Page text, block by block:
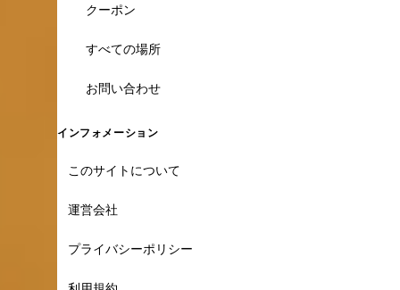
クーポン
すべての場所
お問い合わせ
インフォメーション
このサイトについて
運営会社
プライバシーポリシー